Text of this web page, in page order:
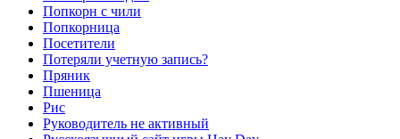
Попкорн с чили
Попкорница
Посетители
Потеряли учетную запись?
Пряник
Пшеница
Рис
Руководитель не активный